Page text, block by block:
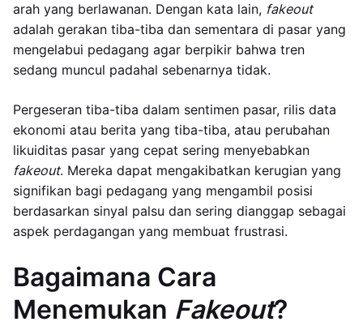
arah yang berlawanan. Dengan kata lain, fakeout
adalah gerakan tiba-tiba dan sementara di pasar yang
mengelabui pedagang agar berpikir bahwa tren
sedang muncul padahal sebenarnya tidak.
Pergeseran tiba-tiba dalam sentimen pasar, rilis data
ekonomi atau berita yang tiba-tiba, atau perubahan
likuiditas pasar yang cepat sering menyebabkan
fakeout. Mereka dapat mengakibatkan kerugian yang
signifikan bagi pedagang yang mengambil posisi
berdasarkan sinyal palsu dan sering dianggap sebagai
aspek perdagangan yang membuat frustrasi.
Bagaimana Cara
Menemukan Fakeout?